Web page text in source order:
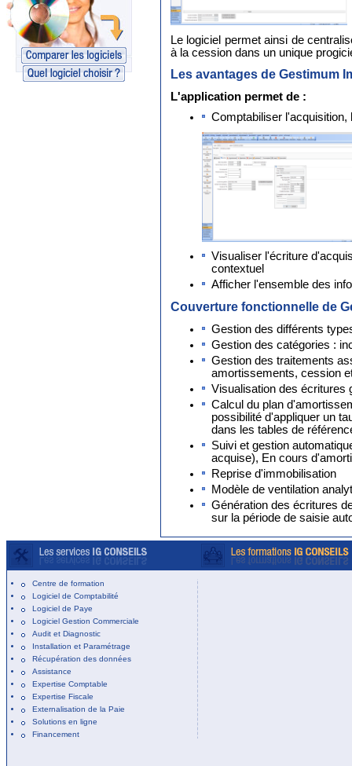
Le logiciel permet ainsi de
à la cession dans un unique
Les avantages de Gestimum
L'application permet de :
Comptabiliser
Visualiser l'écriture
contextuel
Afficher l'ensemble des
Couverture fonctionnelle de
Gestion des différents
Gestion des catégories :
Gestion des traitements
amortissements, cession
Visualisation des écritures
Calcul du plan
possibilité d'appliquer un
dans les tables de
Suivi et gestion
acquise), En cours
Reprise d'immobilisation
Modèle de ventilation
Génération des écritures
sur la période de saisie
Centre de formation
Logiciel de Comptabilité
Logiciel de Paye
Logiciel Gestion Commerciale
Audit et Diagnostic
Installation et Paramétrage
Récupération des données
Assistance
Expertise Comptable
Expertise Fiscale
Externalisation de la Paie
Solutions en ligne
Financement